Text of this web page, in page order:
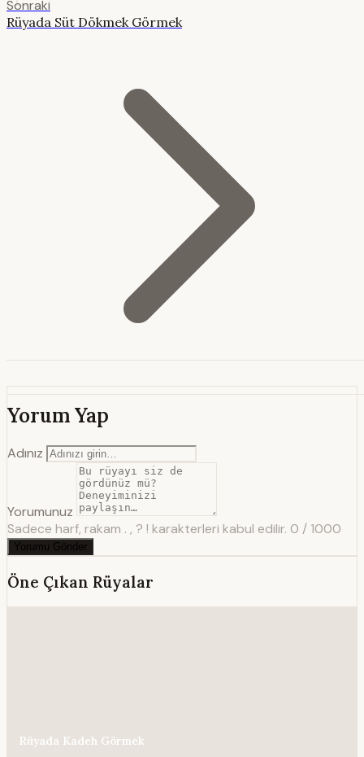
Sonraki
Rüyada Süt Dökmek Görmek
Yorum Yap
Adınız
Yorumunuz
Sadece harf, rakam . , ? ! karakterleri kabul edilir. 0 / 1000
Yorumu Gönder
Öne Çıkan Rüyalar
Rüyada Kadeh Görmek